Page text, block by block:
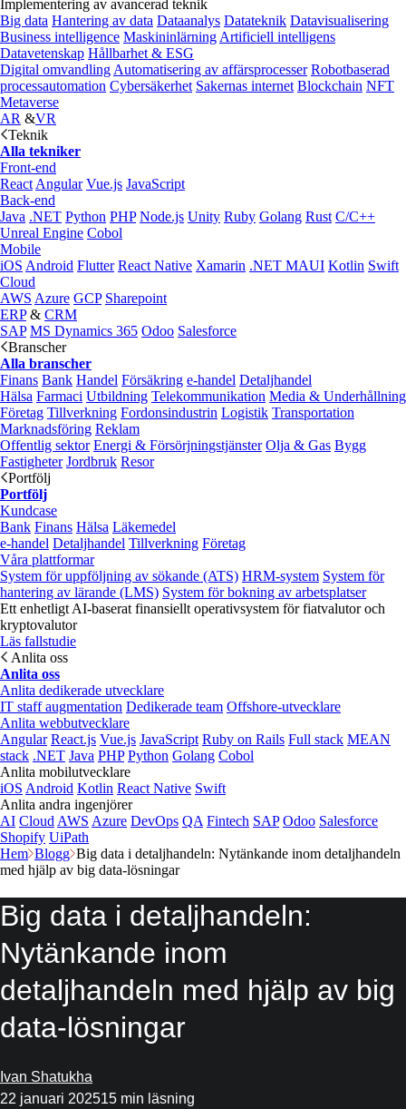
Implementering av avancerad teknik
Big data Hantering av data Dataanalys Datateknik Datavisualisering
Business intelligence Maskininlärning Artificiell intelligens
Datavetenskap Hållbarhet & ESG
Digital omvandling Automatisering av affärsprocesser Robotbaserad
processautomation Cybersäkerhet Sakernas internet Blockchain NFT
Metaverse
AR &VR
Teknik
Alla tekniker
Front-end
React Angular Vue.js JavaScript
Back-end
Java .NET Python PHP Node.js Unity Ruby Golang Rust C/C++
Unreal Engine Cobol
Mobile
iOS Android Flutter React Native Xamarin .NET MAUI Kotlin Swift
Cloud
AWS Azure GCP Sharepoint
ERP& CRM
SAP MS Dynamics 365 Odoo Salesforce
Branscher
Alla branscher
Finans Bank Handel Försäkring e‑handel Detaljhandel
Hälsa Farmaci Utbildning Telekommunikation Media & Underhållning
Företag Tillverkning Fordonsindustrin Logistik Transportation
Marknadsföring Reklam
Offentlig sektor Energi & Försörjningstjänster Olja & Gas Bygg
Fastigheter Jordbruk Resor
Portfölj
Portfölj
Kundcase
Bank Finans Hälsa Läkemedel
e‑handel Detaljhandel Tillverkning Företag
Våra plattformar
System för uppföljning av sökande (ATS) HRM-system System för
hantering av lärande (LMS) System för bokning av arbetsplatser
Ett enhetligt AI-baserat finansiellt operativsystem för fiatvalutor och
kryptovalutor
Läs fallstudie
Anlita oss
Anlita oss
Anlita dedikerade utvecklare
IT staff augmentation Dedikerade team Offshore-utvecklare
Anlita webbutvecklare
Angular React.js Vue.js JavaScript Ruby on Rails Full stack MEAN
stack .NET Java PHP Python Golang Cobol
Anlita mobilutvecklare
iOS Android Kotlin React Native Swift
Anlita andra ingenjörer
AI Cloud AWS Azure DevOps QA Fintech SAP Odoo Salesforce
Shopify UiPath
Hem Blogg Big data i detaljhandeln: Nytänkande inom detaljhandeln
med hjälp av big data-lösningar
Big data i detaljhandeln:
Nytänkande inom
detaljhandeln med hjälp av big
data-lösningar
Ivan Shatukha
22 januari 202515 min läsning